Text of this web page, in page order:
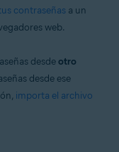
contraseñas a un
web.
desdeotro
desde ese
importa el archivo